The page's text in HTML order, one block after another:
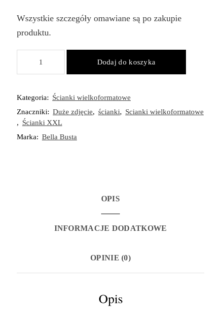
Wszystkie szczegóły omawiane są po zakupie
produktu.
Ścianka
1
szt.
-
180x80
Dodaj do koszyka
Kategoria: Ścianki wielkoformatowe
Znaczniki: Duże zdjęcie, ścianki, Scianki wielkoformatowe
, Ścianki XXL
Marka: Bella Busta
OPIS
INFORMACJE DODATKOWE
OPINIE (0)
Opis